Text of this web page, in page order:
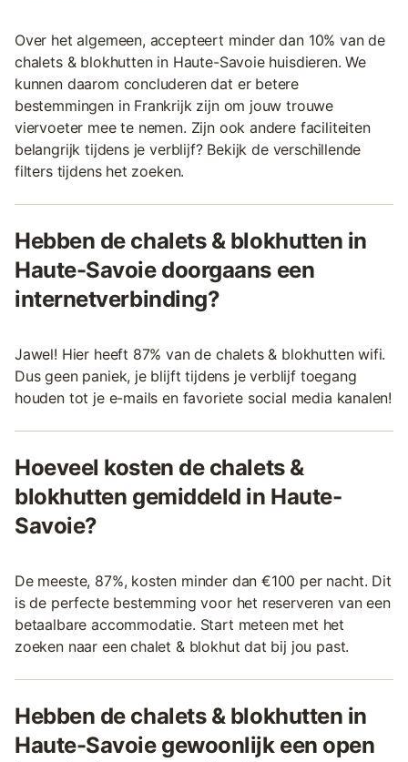
Over het algemeen, accepteert minder dan 10% van de
chalets & blokhutten in Haute-Savoie huisdieren. We
kunnen daarom concluderen dat er betere
bestemmingen in Frankrijk zijn om jouw trouwe
viervoeter mee te nemen. Zijn ook andere faciliteiten
belangrijk tijdens je verblijf? Bekijk de verschillende
filters tijdens het zoeken.
Hebben de chalets & blokhutten in
Haute-Savoie doorgaans een
internetverbinding?
Jawel! Hier heeft 87% van de chalets & blokhutten wifi.
Dus geen paniek, je blijft tijdens je verblijf toegang
houden tot je e-mails en favoriete social media kanalen!
Hoeveel kosten de chalets &
blokhutten gemiddeld in Haute-
Savoie?
De meeste, 87%, kosten minder dan €100 per nacht. Dit
is de perfecte bestemming voor het reserveren van een
betaalbare accommodatie. Start meteen met het
zoeken naar een chalet & blokhut dat bij jou past.
Hebben de chalets & blokhutten in
Haute-Savoie gewoonlijk een open